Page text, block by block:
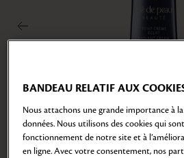
BANDEAU RELATIF AUX
Nous attachons une grande importance à
données. Nous utilisons des cookies qui
fonctionnement de notre site et à
en ligne. Avec votre consentement, nos